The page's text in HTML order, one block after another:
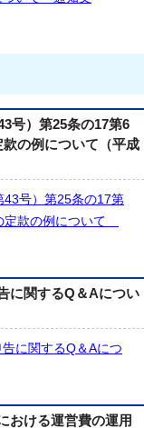
号）第25条の17第6
の例について（平成
43号）第25条の17第
定款の例について
に関するQ＆Aについ
に関するQ＆Aにつ
おける運営費の運用